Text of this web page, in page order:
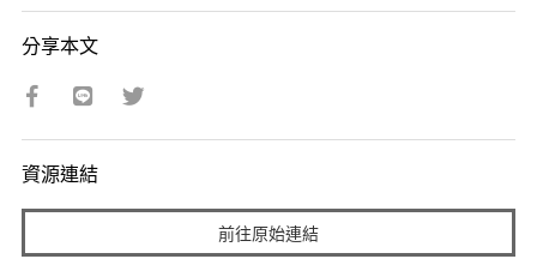
分享本文
資源連結
前往原始連結